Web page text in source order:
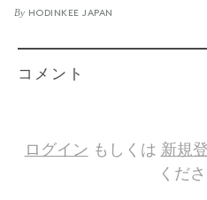
By HODINKEE JAPAN
コメント
ログイン もしくは 新規
くださ